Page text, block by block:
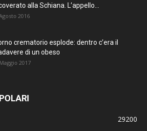
alla Schiana. L’appello...
2016
crematorio esplode: dentro c’era il
di un obeso
2017
29200